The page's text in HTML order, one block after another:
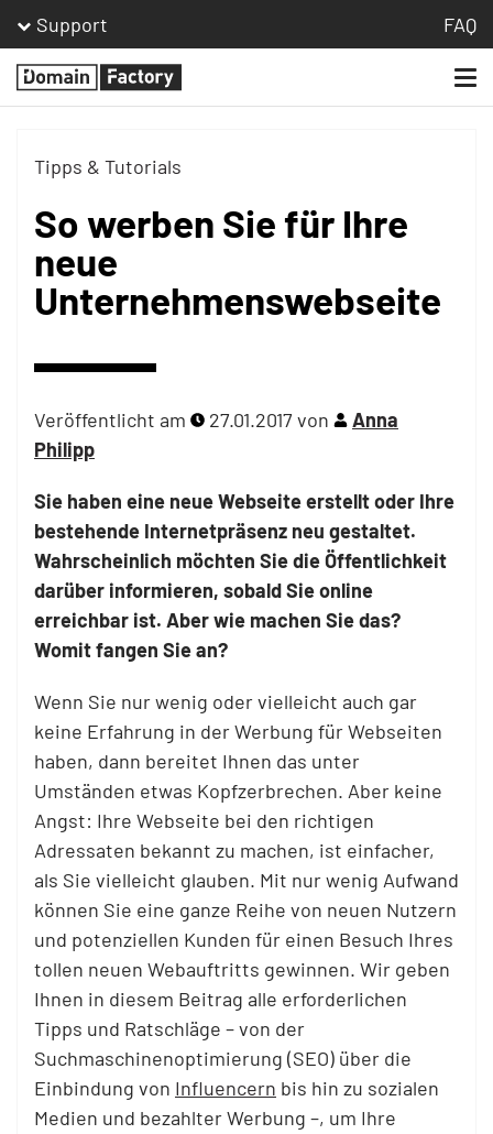
Support FAQ
Homepage
Tipps & Tutorials
So werben Sie für Ihre
neue
Unternehmenswebseite
Veröffentlicht am 27.01.2017von
Anna
Philipp
Sie haben eine neue Webseite erstellt oder Ihre
bestehende Internetpräsenz neu gestaltet.
Wahrscheinlich möchten Sie die Öffentlichkeit
darüber informieren, sobald Sie online
erreichbar ist. Aber wie machen Sie das?
Womit fangen Sie an?
Wenn Sie nur wenig oder vielleicht auch gar
keine Erfahrung in der Werbung für Webseiten
haben, dann bereitet Ihnen das unter
Umständen etwas Kopfzerbrechen. Aber keine
Angst: Ihre Webseite bei den richtigen
Adressaten bekannt zu machen, ist einfacher,
als Sie vielleicht glauben. Mit nur wenig Aufwand
können Sie eine ganze Reihe von neuen Nutzern
und potenziellen Kunden für einen Besuch Ihres
tollen neuen Webauftritts gewinnen. Wir geben
Ihnen in diesem Beitrag alle erforderlichen
Tipps und Ratschläge – von der
Suchmaschinenoptimierung (SEO) über die
Einbindung von Influencern bis hin zu sozialen
Medien und bezahlter Werbung –, um Ihre